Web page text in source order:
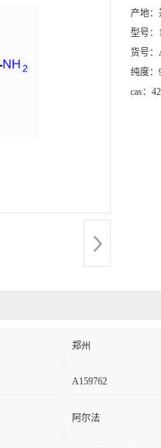
产地：
型号：
货号：
纯度：
cas：
郑州
A159762
阿尔法